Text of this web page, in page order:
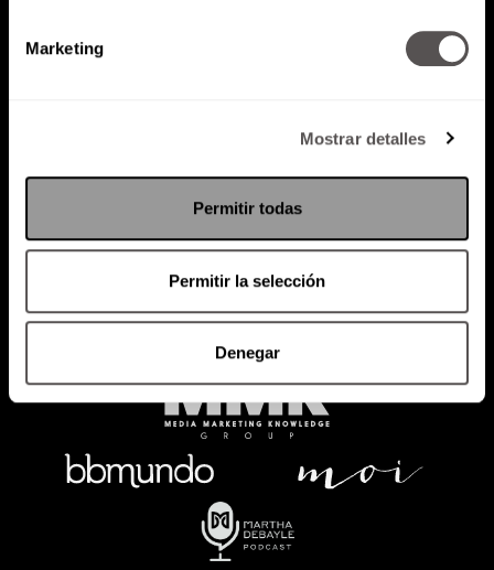
Marketing
Mostrar detalles
Permitir todas
Permitir la selección
Denegar
Política de Privacidad
PODCAST RADIO MARTHA EVENTOS
SACA TU ID